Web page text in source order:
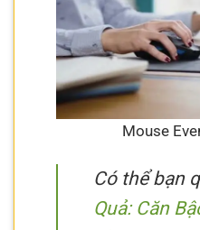
Mouse
Có thể bạn
Quả: Căn